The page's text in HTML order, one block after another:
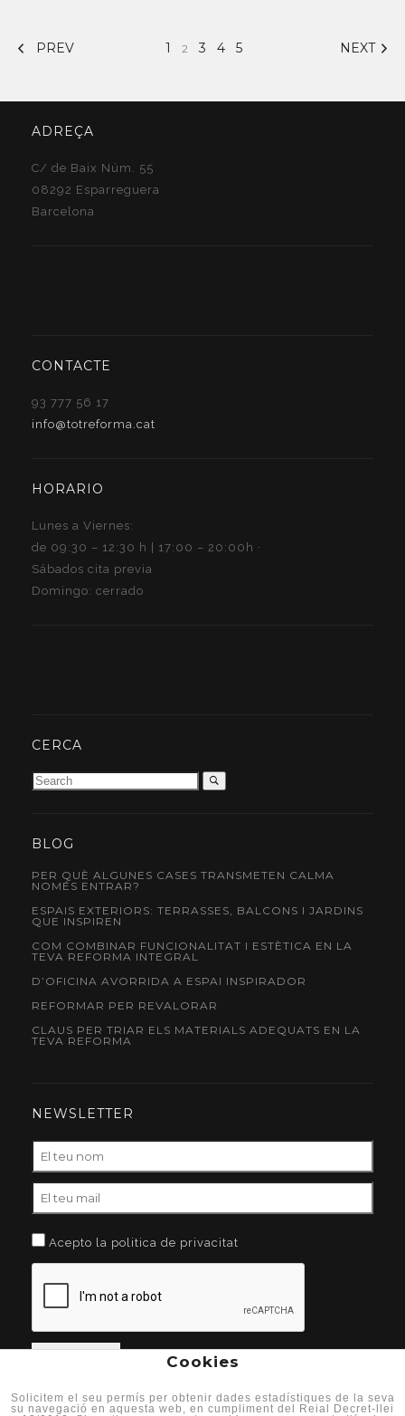
PREV 1 2 3 4 5 NEXT
ADREÇA
C/ de Baix Núm. 55
08292 Esparreguera
Barcelona
CONTACTE
93 777 56 17
info@totreforma.cat
HORARIO
Lunes a Viernes:
de 09:30 – 12:30 h | 17:00 – 20:00h ·
Sábados cita previa
Domingo: cerrado
CERCA
BLOG
PER QUÈ ALGUNES CASES TRANSMETEN CALMA
NOMÉS ENTRAR?
ESPAIS EXTERIORS: TERRASSES, BALCONS I JARDINS
QUE INSPIREN
COM COMBINAR FUNCIONALITAT I ESTÈTICA EN LA
TEVA REFORMA INTEGRAL
D’OFICINA AVORRIDA A ESPAI INSPIRADOR
REFORMAR PER REVALORAR
CLAUS PER TRIAR ELS MATERIALS ADEQUATS EN LA
TEVA REFORMA
NEWSLETTER
Acepto la politica de privacitat
Sitemap | Aviso Legal| Condiciones de uso |Cookies|
Cookies
Solicitem el seu permís per obtenir dades estadístiques de la seva
su navegació en aquesta web, en cumpliment del Reial Decret-llei